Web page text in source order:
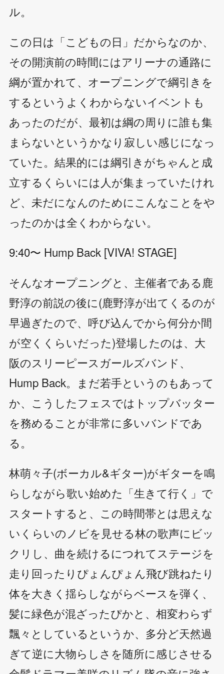
ル。
この日は「こどもの日」だからなのか、
その開演前の時間にはアリーナの通路に
綱が置かれて、オープニングで綱引きを
するというよくわからないイベントも
あったのだが、最初は綱の周りに誰も集
まらないというかなり寂しい感じになっ
ていた。結果的には綱引きがちゃんと成
立するくらいには人が集まっていたけれ
ど、未だになんのためにこんなことをや
ったのかは全くわからない。
9:40〜 Hump Back [VIVA! STAGE]
そんなオープニングと、主催者である鹿
野淳の前説の後に(鹿野淳が出てくるのが
早過ぎたので、呼び込んでから何分か間
が空くくらいだった)登場したのは、大
阪のスリーピースガールズバンド、
Hump Back。まだ若手というのもあって
か、こうしたフェスではトップバッター
を務めることが非常に多いバンドであ
る。
林萌々子(ボーカル&ギター)がギターを鳴
らしながら歌い始めた「生きて行く」で
スタートすると、この時間帯とは思えな
いくらいのノビを見せる林の歌声にビッ
クリし、曲を続けるにつれてステージを
走り回ったりぴょんぴょん飛び跳ねたり
体を大きく揺らしながらベースを弾く、
髪に緑色が混ざったぴかと、相変わらず
飄々としているというか、多分ど天然過
ぎて逆に大物らしさを随所に感じさせる